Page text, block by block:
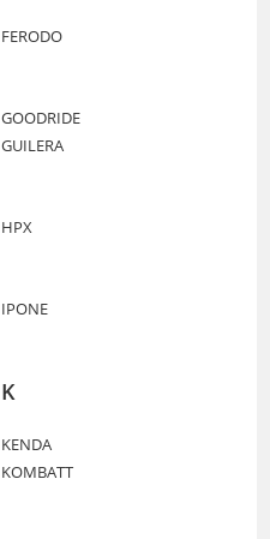
FERODO
GOODRIDE
GUILERA
HPX
IPONE
K
KENDA
KOMBATT